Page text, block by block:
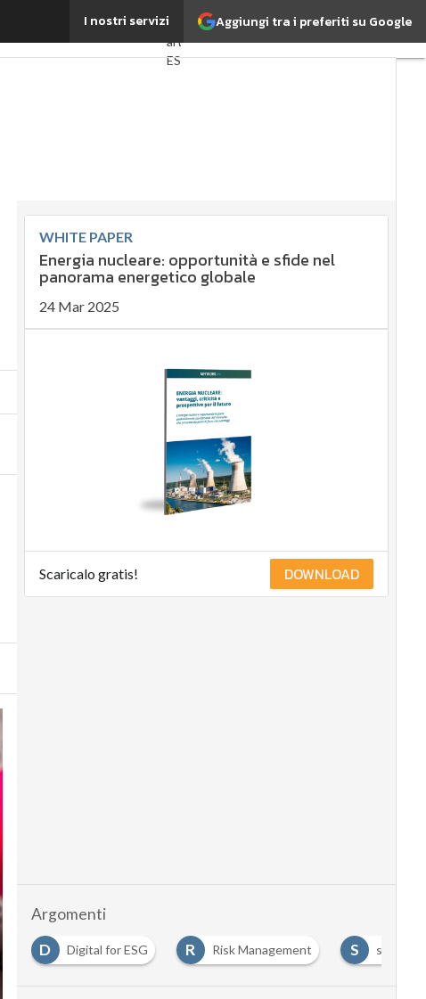
Aggiungi tra i preferiti su Google
I nostri servizi
cambiamenti climaticiUltimi
articoli
ESG:
importante?
Ambiente
sostenibile
management
Energy
Management
Normative
e
Compliance
Corporate
WHITE PAPER
Energia nucleare: opportunità e sfide nel
panorama energetico globale
24 Mar 2025
Scaricalo gratis! DOWNLOAD
Argomenti
D Digital for ESG R Risk Management S